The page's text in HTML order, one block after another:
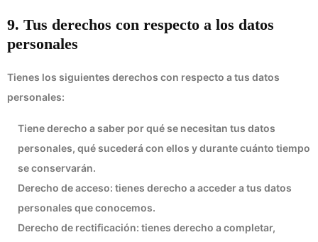
9. Tus derechos con respecto a los datos
personales
Tienes los siguientes derechos con respecto a tus datos
personales:
Tiene derecho a saber por qué se necesitan tus datos
personales, qué sucederá con ellos y durante cuánto tiempo
se conservarán.
Derecho de acceso: tienes derecho a acceder a tus datos
personales que conocemos.
Derecho de rectificación: tienes derecho a completar,